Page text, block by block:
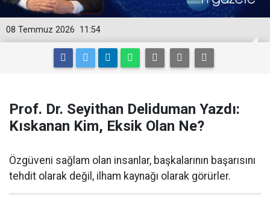
11:54
08 Temmuz 2026
Prof. Dr. Seyithan Deliduman Yazdı:
Kıskanan Kim, Eksik Olan Ne?
Özgüveni sağlam olan insanlar, başkalarının başarısını
tehdit olarak değil, ilham kaynağı olarak görürler.